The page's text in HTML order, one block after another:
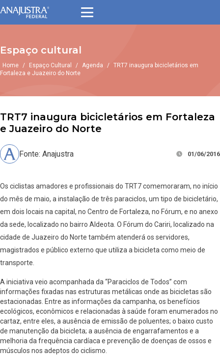
Espaço cultural
Home / Espaço Cultural / Agenda / TRT7 inaugura bicicletários em
Fortaleza e Juazeiro do Norte
TRT7 inaugura bicicletários em Fortaleza
e Juazeiro do Norte
Fonte: Anajustra 01/06/2016
Os ciclistas amadores e profissionais do TRT7 comemoraram, no início
do mês de maio, a instalação de três paraciclos, um tipo de bicicletário,
em dois locais na capital, no Centro de Fortaleza, no Fórum, e no anexo
da sede, localizado no bairro Aldeota. O Fórum do Cariri, localizado na
cidade de Juazeiro do Norte também atenderá os servidores,
magistrados e público externo que utiliza a bicicleta como meio de
transporte.
A iniciativa veio acompanhada da “Paraciclos de Todos” com
informações fixadas nas estruturas metálicas onde as bicicletas são
estacionadas. Entre as informações da campanha, os benefícios
ecológicos, econômicos e relacionadas à saúde foram enumerados no
cartaz, entre eles, a ausência de emissão de poluentes; o baixo custo
de manutenção da bicicleta; a ausência de engarrafamentos e a
melhoria da frequência cardíaca e prevenção de doenças de ossos e
músculos nos adeptos do ciclismo.